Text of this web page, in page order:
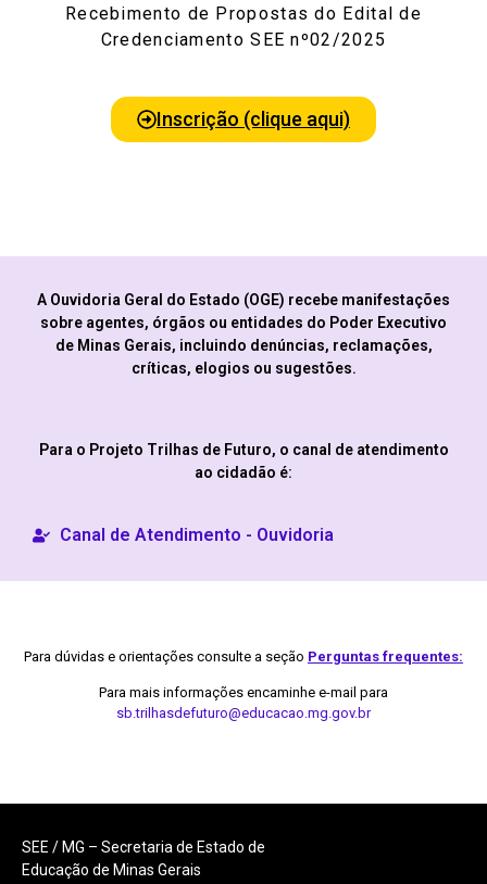
Recebimento de Propostas do Edital de
Credenciamento SEE nº02/2025
Inscrição (clique aqui)
A Ouvidoria Geral do Estado (OGE) recebe manifestações
sobre agentes, órgãos ou entidades do Poder Executivo
de Minas Gerais, incluindo denúncias, reclamações,
críticas, elogios ou sugestões.
Para o Projeto Trilhas de Futuro, o canal de atendimento
ao cidadão é:
Canal de Atendimento - Ouvidoria
Para dúvidas e orientações consulte a seção Perguntas frequentes:
Para mais informações encaminhe e-mail para
sb.trilhasdefuturo@educacao.mg.gov.br
SEE / MG – Secretaria de Estado de
Educação de Minas Gerais